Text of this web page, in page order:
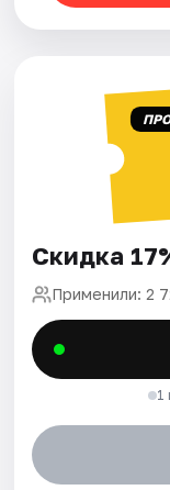
Скидка
Применили: 2
1